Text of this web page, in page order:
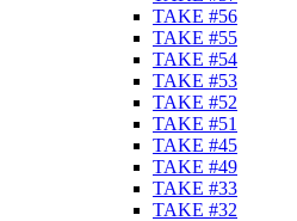
TAKE #56
TAKE #55
TAKE #54
TAKE #53
TAKE #52
TAKE #51
TAKE #45
TAKE #49
TAKE #33
TAKE #32